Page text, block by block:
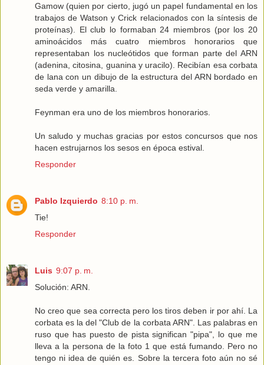
Gamow (quien por cierto, jugó un papel fundamental en los
trabajos de Watson y Crick relacionados con la síntesis de
proteínas). El club lo formaban 24 miembros (por los 20
aminoácidos más cuatro miembros honorarios que
representaban los nucleótidos que forman parte del ARN
(adenina, citosina, guanina y uracilo). Recibían esa corbata
de lana con un dibujo de la estructura del ARN bordado en
seda verde y amarilla.
Feynman era uno de los miembros honorarios.
Un saludo y muchas gracias por estos concursos que nos
hacen estrujarnos los sesos en época estival.
Responder
Pablo Izquierdo 8:10 p. m.
Tie!
Responder
Luis 9:07 p. m.
Solución: ARN.
No creo que sea correcta pero los tiros deben ir por ahí. La
corbata es la del "Club de la corbata ARN". Las palabras en
ruso que has puesto de pista significan "pipa", lo que me
lleva a la persona de la foto 1 que está fumando. Pero no
tengo ni idea de quién es. Sobre la tercera foto aún no sé